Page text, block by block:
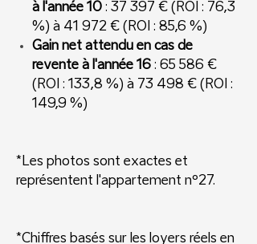
à l'année 10 : 37 397 € (ROI : 76,3
%) à 41 972 € (ROI : 85,6 %)
Gain net attendu en cas de
revente à l'année 16 : 65 586 €
(ROI : 133,8 %) à 73 498 € (ROI :
149,9 %)
*Les photos sont exactes et
représentent l'appartement nº27.
*Chiffres basés sur les loyers réels en